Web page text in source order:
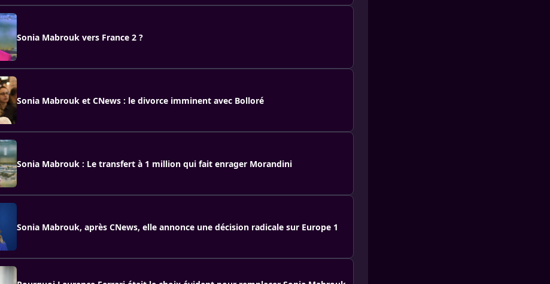
Sonia Mabrouk vers France 2 ?
Sonia Mabrouk et CNews : le divorce imminent avec Bolloré
Sonia Mabrouk : Le transfert à 1 million qui fait enrager Morandini
Sonia Mabrouk, après CNews, elle annonce une décision radicale sur Europe 1